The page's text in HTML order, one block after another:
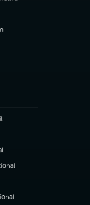
aba)
aba)
aba)
aba)
aba)
aba)